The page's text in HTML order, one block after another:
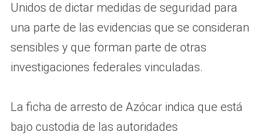
Unidos de dictar medidas de seguridad para
una parte de las evidencias que se consideran
sensibles y que forman parte de otras
investigaciones federales vinculadas.
La ficha de arresto de Azócar indica que está
bajo custodia de las autoridades